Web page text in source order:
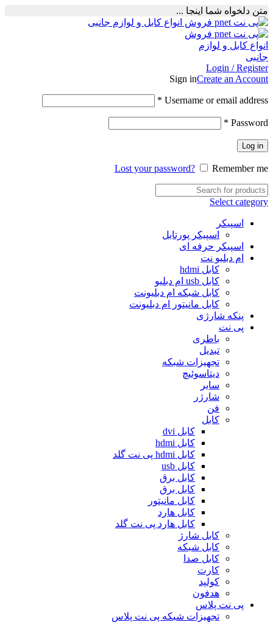
متن دلخواه شما اینجا ...
Login / Register
Sign inCreate an Account
Username or email address
*
Password
*
Log in
Lost your password? Remember me
Select category
اسپیکر
اسپیکر پورتابل
اسپیکر حرفه ای
ام دبلیو نت
کابل hdmi
کابل usb ام دبلیو
کابل شبکه ام دبلیونت
کابل مانیتور ام دبلیونت
پنکه شارژی
پی نت
باطری
تبدیل
تجهیزات شبکه
دیتاسوئیچ
سایر
شارژر
فن
کابل
کابل dvi
کابل hdmi
کابل hdmi پی نت گلد
کابل usb
کابل برق
کابل برق
کابل مانیتور
کابل هارد
کابل هارد پی نت گلد
کابل شارژ
کابل شبکه
کابل صدا
کارت
کولپد
هدفون
پی نت پلاس
تجهیزات شبکه پی نت پلاس